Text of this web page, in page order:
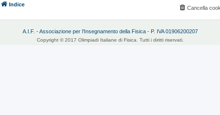
Indice
Cancella
A.I.F. - Associazione per l'Insegnamento della Fisica - P. IVA 01906200207
Copyright © 2017 Olimpiadi Italiane di Fisica. Tutti i diritti riservati.